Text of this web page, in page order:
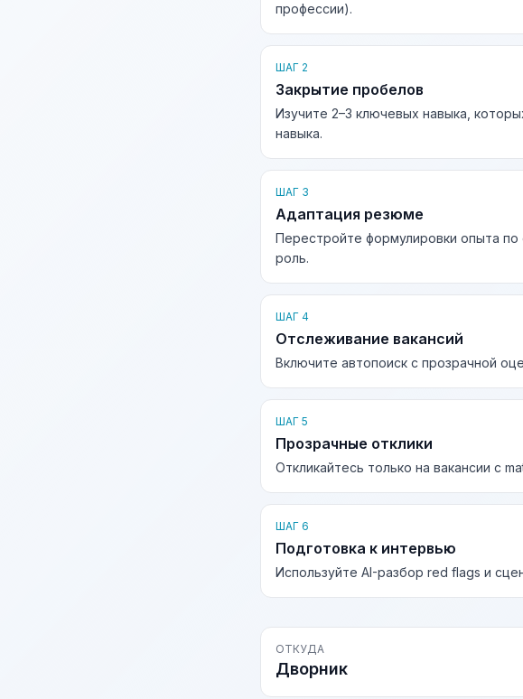
профессии).
ШАГ 2
Закрытие пробелов
Изучите 2–3 ключевых навыка,
навыка.
ШАГ 3
Адаптация резюме
Перестройте формулировки опыта
роль.
ШАГ 4
Отслеживание вакансий
Включите автопоиск с прозрачной
ШАГ 5
Прозрачные отклики
Откликайтесь только на вакансии с
ШАГ 6
Подготовка к интервью
Используйте AI-разбор red flags и
ОТКУДА
Дворник